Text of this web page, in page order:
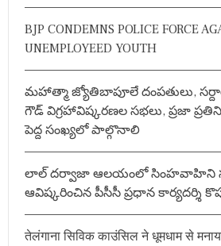
BJP CONDEMNS POLICE FORCE
UNEMPLOYEED YOUTH
మహాత్మా జ్యోతిబాపూలే దంపతులు,
గౌడ్ విగ్రహావిష్కరణల సభలు, ప్రజా
పెద్ద సంఖ్యలో పాల్గొనాలి
లాల్ దర్వాజా ఆలయంలో సింహవాహిని
ఆవిష్కరించిన పీసీసీ ప్రధాన కార్యదర్శి
तेलंगाना सिविक काउंसिल ने धूमधाम से